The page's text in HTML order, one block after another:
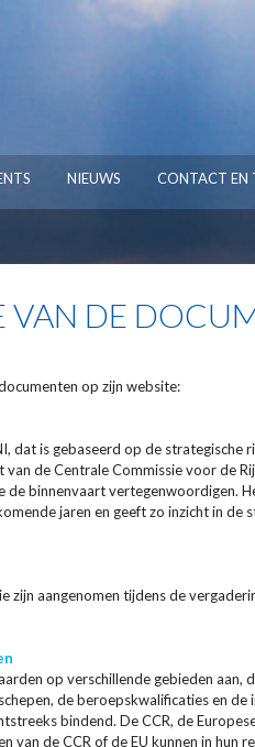
NIEUWS CONTACT EN
VAN DE
op zijn website:
dat is gebaseerd op de strategische
de Centrale Commissie voor de
de binnenvaart vertegenwoordigen.
jaren en geeft zo inzicht in de
zijn aangenomen tijdens de
op verschillende gebieden
de beroepskwalificaties en de
bindend. De CCR, de
van de CCR of de EU kunnen in hun